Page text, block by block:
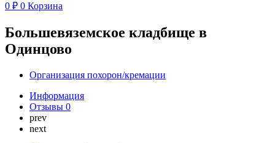
0 ₽ 0 Корзина
Большевяземское кладбище в
Одинцово
Организация похорон/кремации
Информация
Отзывы 0
prev
next